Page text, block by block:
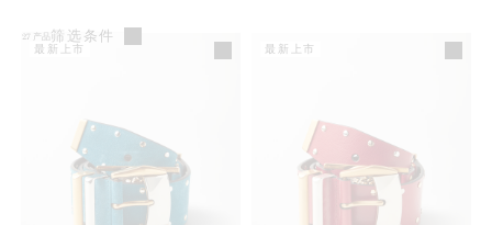
27 产品 筛选条件
最新上市 最新上市